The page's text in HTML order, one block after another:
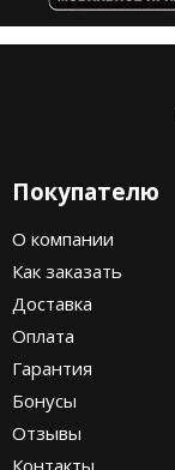
Покупателю
О компании
Как заказать
Доставка
Оплата
Гарантия
Бонусы
Отзывы
Контакты